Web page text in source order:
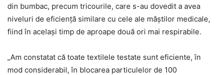
din bumbac, precum tricourile, care s-au dovedit a avea
niveluri de eficiență similare cu cele ale măștilor medicale,
fiind în același timp de aproape două ori mai respirabile.
„Am constatat că toate textilele testate sunt eficiente, în
mod considerabil, în blocarea particulelor de 100